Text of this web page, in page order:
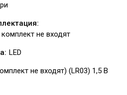
не входят
LED
не входят) (LR03) 1,5 В